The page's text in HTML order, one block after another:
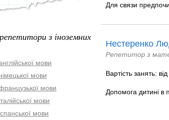
Для связи
Нестеренко
Репетитор з
Вартість занять:
Допомога дитині в
з іноземних
мови
мови
мови
мови
мови